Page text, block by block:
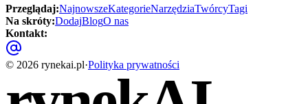
Przeglądaj:NajnowszeKategorieNarzędziaTwórcyTagi
Na skróty:DodajBlogO nas
Kontakt:
© 2026 rynekai.pl·Polityka prywatności